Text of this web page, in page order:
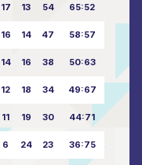
17 13 54 65:52
16 14 47 58:57
14 16 38 50:63
12 18 34 49:67
11 19 30 44:71
6 24 23 36:75